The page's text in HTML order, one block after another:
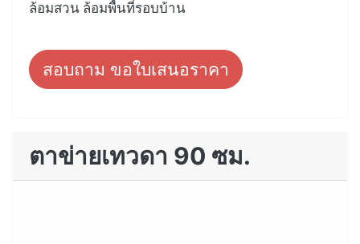
ล้อมสวน ล้อมพื้นที่รอบบ้าน
สอบถาม ขอใบเสนอราคา
ตาข่ายเทวดา 90 ซม.